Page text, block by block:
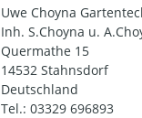
Uwe Choyna
Inh. S.Choyna u.
Quermathe 15
14532 Stahnsdorf
Deutschland
Tel.: 03329 696893